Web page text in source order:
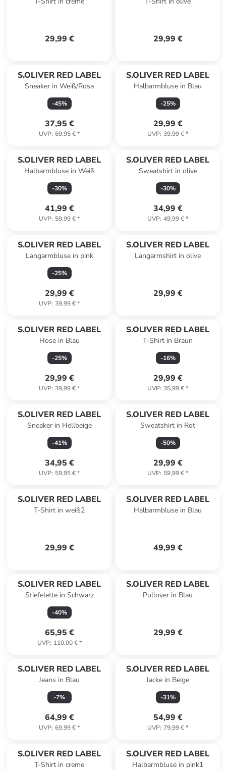
29,99 € 29,99 €
S.OLIVER RED LABEL
Sneaker in Weiß/Rosa
-45%
37,95 €
UVP: 69,95 €*
S.OLIVER RED LABEL
Halbarmbluse in Blau
-25%
29,99 €
UVP: 39,99 €*
S.OLIVER RED LABEL
Halbarmbluse in Weiß
-30%
41,99 €
UVP: 59,99 €*
S.OLIVER RED LABEL
Sweatshirt in olive
-30%
34,99 €
UVP: 49,99 €*
S.OLIVER RED LABEL
Langarmbluse in pink
-25%
29,99 €
UVP: 39,99 €*
S.OLIVER RED LABEL
Langarmshirt in olive
29,99 €
S.OLIVER RED LABEL
Hose in Blau
-25%
29,99 €
UVP: 39,99 €*
S.OLIVER RED LABEL
T-Shirt in Braun
-16%
29,99 €
UVP: 35,99 €*
S.OLIVER RED LABEL
Sneaker in Hellbeige
-41%
34,95 €
UVP: 59,95 €*
S.OLIVER RED LABEL
Sweatshirt in Rot
-50%
29,99 €
UVP: 59,99 €*
S.OLIVER RED LABEL
T-Shirt in weiß2
29,99 €
S.OLIVER RED LABEL
Halbarmbluse in Blau
49,99 €
S.OLIVER RED LABEL
Stiefelette in Schwarz
-40%
65,95 €
UVP: 110,00 €*
S.OLIVER RED LABEL
Pullover in Blau
29,99 €
S.OLIVER RED LABEL
Jeans in Blau
-7%
64,99 €
UVP: 69,99 €*
S.OLIVER RED LABEL
Jacke in Beige
-31%
54,99 €
UVP: 79,99 €*
S.OLIVER RED LABEL
T-Shirt in creme
S.OLIVER RED LABEL
Halbarmbluse in pink1